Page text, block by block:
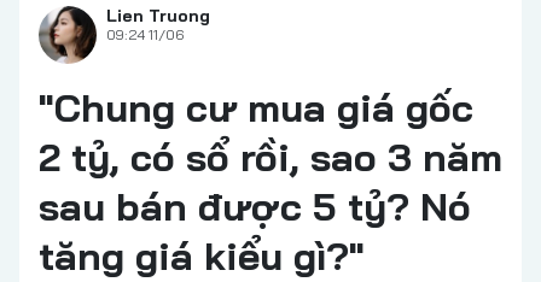
Lien Truong
09:24 11/06
"Chung cư mua giá gốc
2 tỷ, có sổ rồi, sao 3 năm
sau bán được 5 tỷ? Nó
tăng giá kiểu gì?"